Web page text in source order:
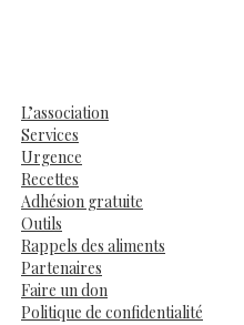
L’association
Services
Urgence
Recettes
Adhésion gratuite
Outils
Rappels des aliments
Partenaires
Faire un don
Politique de confidentialité